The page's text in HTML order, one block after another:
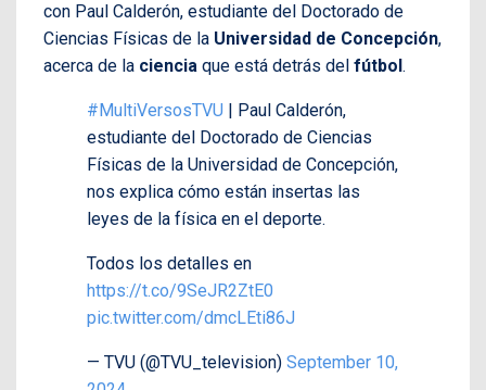
con Paul Calderón, estudiante del Doctorado de
Ciencias Físicas de la Universidad de Concepción,
acerca de la ciencia que está detrás del fútbol .
#MultiVersosTVU | Paul Calderón,
estudiante del Doctorado de Ciencias
Físicas de la Universidad de Concepción,
nos explica cómo están insertas las
leyes de la física en el deporte.
Todos los detalles en
https://t.co/9SeJR2ZtE0
pic.twitter.com/dmcLEti86J
— TVU (@TVU_television) September 10,